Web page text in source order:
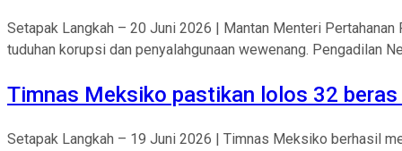
Setapak Langkah – 20 Juni 2026 | Mantan Menteri
tuduhan korupsi dan penyalahgunaan wewenang. Pengadilan
Timnas Meksiko pastikan lolos 32
Setapak Langkah – 19 Juni 2026 | Timnas Meksiko berhasil